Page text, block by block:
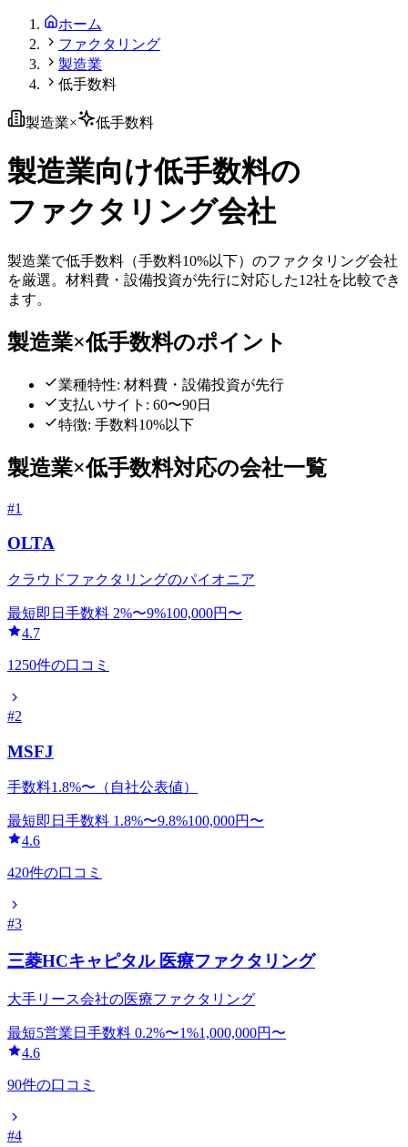
ホーム
ファクタリング
製造業
低手数料
製造業× 低手数料
製造業向け低手数料の
ファクタリング会社
製造業で低手数料 （手数料10%以下）のファクタリング会社
を厳選。 材料費・設備投資が先行に対応した12社を比較でき
ます。
製造業×低手数料のポイント
業種特性: 材料費・設備投資が先行
支払いサイト: 60〜90日
特徴: 手数料10%以下
製造業×低手数料対応の会社一覧
#1
OLTA
クラウドファクタリングのパイオニア
最短即日 手数料 2%〜9%100,000円〜
4.7
1250件の口コミ
#2
MSFJ
手数料1.8%〜（自社公表値）
最短即日 手数料 1.8%〜9.8%100,000円〜
4.6
420件の口コミ
#3
三菱HCキャピタル 医療ファクタリング
大手リース会社の医療ファクタリング
最短5営業日 手数料 0.2%〜1%1,000,000円〜
4.6
90件の口コミ
#4